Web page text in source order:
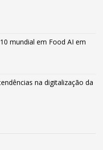
mundial em Food AI em
na digitalização da